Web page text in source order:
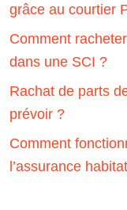
grâce au courtier
Comment
dans une SCI ?
Rachat de parts
prévoir ?
Comment
l’assurance